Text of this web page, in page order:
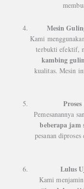
Mesin
Kami
terbukti efektif,
kambing
kualitas. Mesin
Pemesanannya
beberapa jam
pesanan
Lulus
Kami